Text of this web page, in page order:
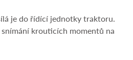
je do řídící jednotky traktoru.
krouticích momentů na